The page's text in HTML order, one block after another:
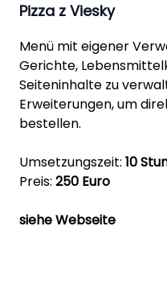
Pizza z Viesky
Menü mit eigener
Gerichte,
Seiteninhalte zu
Erweiterungen, um
bestellen.
Umsetzungszeit: 10
Preis: 250 Euro
siehe Webseite